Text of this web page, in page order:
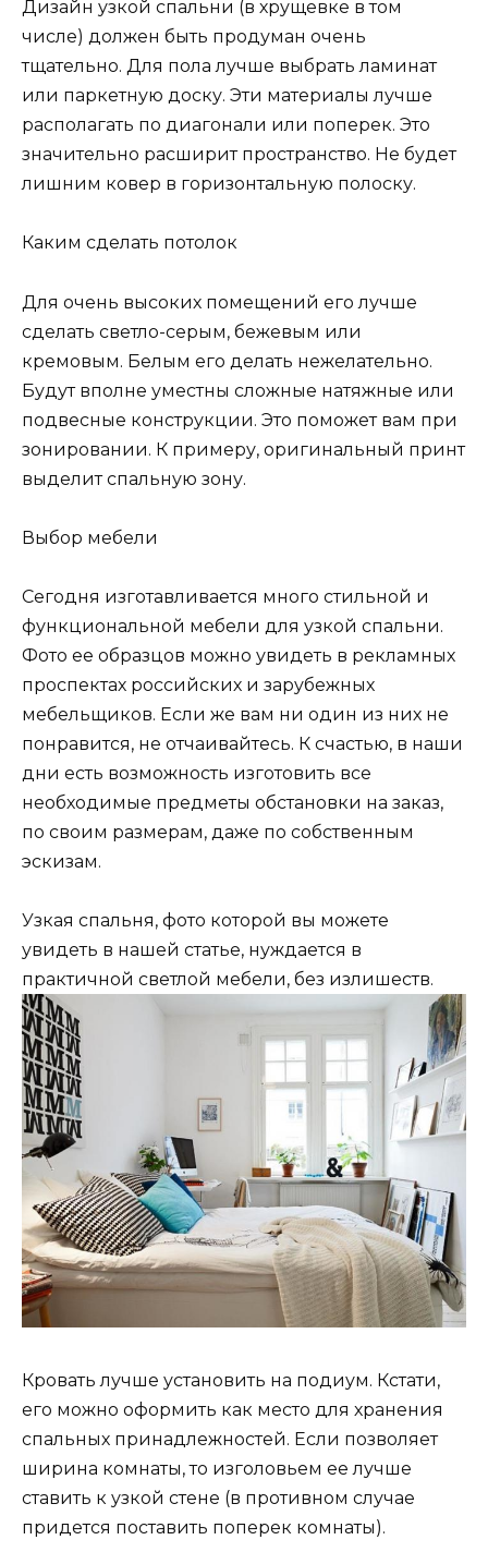
Дизайн узкой спальни (в хрущевке в том
числе) должен быть продуман очень
тщательно. Для пола лучше выбрать ламинат
или паркетную доску. Эти материалы лучше
располагать по диагонали или поперек. Это
значительно расширит пространство. Не будет
лишним ковер в горизонтальную полоску.
Каким сделать потолок
Для очень высоких помещений его лучше
сделать светло-серым, бежевым или
кремовым. Белым его делать нежелательно.
Будут вполне уместны сложные натяжные или
подвесные конструкции. Это поможет вам при
зонировании. К примеру, оригинальный принт
выделит спальную зону.
Выбор мебели
Сегодня изготавливается много стильной и
функциональной мебели для узкой спальни.
Фото ее образцов можно увидеть в рекламных
проспектах российских и зарубежных
мебельщиков. Если же вам ни один из них не
понравится, не отчаивайтесь. К счастью, в наши
дни есть возможность изготовить все
необходимые предметы обстановки на заказ,
по своим размерам, даже по собственным
эскизам.
Узкая спальня, фото которой вы можете
увидеть в нашей статье, нуждается в
практичной светлой мебели, без излишеств.
Кровать лучше установить на подиум. Кстати,
его можно оформить как место для хранения
спальных принадлежностей. Если позволяет
ширина комнаты, то изголовьем ее лучше
ставить к узкой стене (в противном случае
придется поставить поперек комнаты).